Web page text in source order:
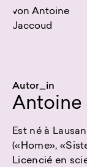
Autor_in
Antoine
Est né à
(«Home»,
Licencié en